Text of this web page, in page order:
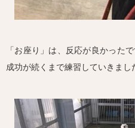
「お座り」は、反応が良かった
成功が続くまで練習していきまし